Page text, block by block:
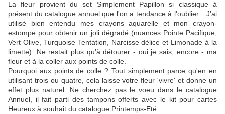
La fleur provient du set Simplement Papillon si classique à
présent du catalogue annuel que l'on a tendance à l'oublier... J'ai
utilisé bien entendu mes crayons aquarelle et mon crayon-
estompe pour obtenir un joli dégradé (nuances Pointe Pacifique,
Vert Olive, Turquoise Tentation, Narcisse délice et Limonade à la
limette). Ne restait plus qu'à détourer - oui je sais, encore - ma
fleur et à la coller aux points de colle.
Pourquoi aux points de colle ? Tout simplement parce qu'en en
utilisant trois ou quatre, cela laisse votre fleur 'vivre' et donne un
effet plus naturel. Ne cherchez pas le voeu dans le catalogue
Annuel, il fait parti des tampons offerts avec le kit pour cartes
Heureux à souhait du catalogue Printemps-Eté.